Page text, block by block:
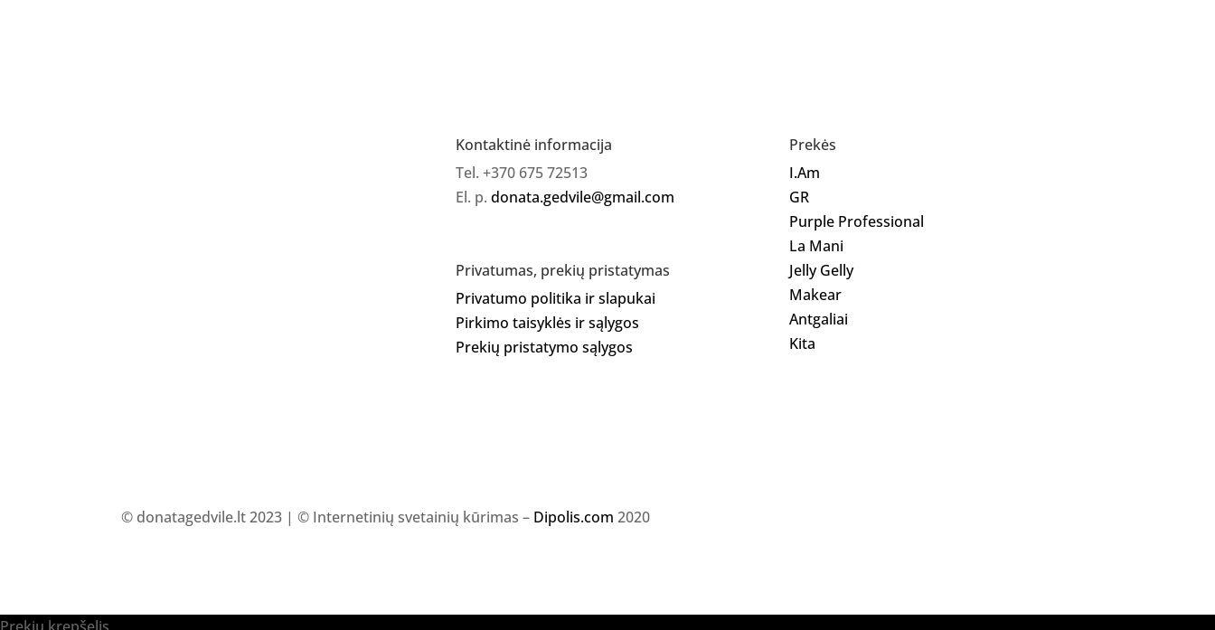
Kontaktinė informacija
Tel. +370 675 72513
El. p. donata.gedvile@gmail.com
Privatumas, prekių pristatymas
Privatumo politika ir slapukai
Pirkimo taisyklės ir sąlygos
Prekių pristatymo sąlygos
Prekės
I.Am
GR
Purple Professional
La Mani
Jelly Gelly
Makear
Antgaliai
Kita
© donatagedvile.lt 2023 | © Internetinių svetainių kūrimas – Dipolis.com 2020